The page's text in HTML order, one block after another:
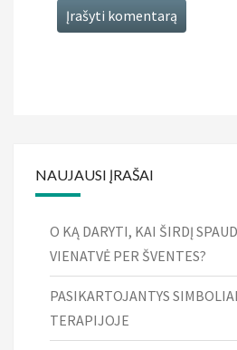
NAUJAUSI ĮRAŠAI
O KĄ DARYTI, KAI ŠIRDĮ
VIENATVĖ PER ŠVENTES?
PASIKARTOJANTYS
TERAPIJOJE